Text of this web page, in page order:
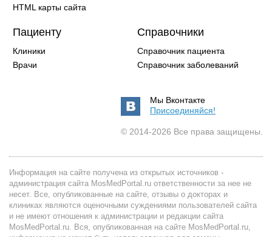
HTML карты сайта
Пациенту
Клиники
Врачи
Справочники
Справочник пациента
Справочник заболеваний
Мы Вконтакте
Присоединяйся!
© 2014-2026 Все права защищены.
Информация на сайте получена из открытых источников -
администрация сайта MosMedPortal.ru ответственности за нее не
несет. Все, опубликованные на сайте, отзывы о докторах и
клиниках являются оценочными суждениями пользователей сайта
и не имеют отношения к администрации и редакции сайта
MosMedPortal.ru. Вся, опубликованная на сайте MosMedPortal.ru,